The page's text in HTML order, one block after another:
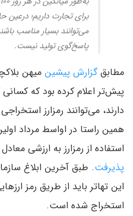
برای تجارت داریم؛ درعین‌
می‌توانند بسیار مناسب
پاسخ‌گوی تولید نیست.
مطابقگزارش پیشینمیهن
پیش‌تر اعلام کرده بود که
دارند، می‌توانند رمزارز
همین راستا در اواسط مرداد
استفاده از رمزارز به ارزشی معادل ۱۰ میلیون دلار با موفقیت
پذیرفت. طبق آخرین ابلاغ
این تهاتر باید از طریق رمز
استخراج شده است.